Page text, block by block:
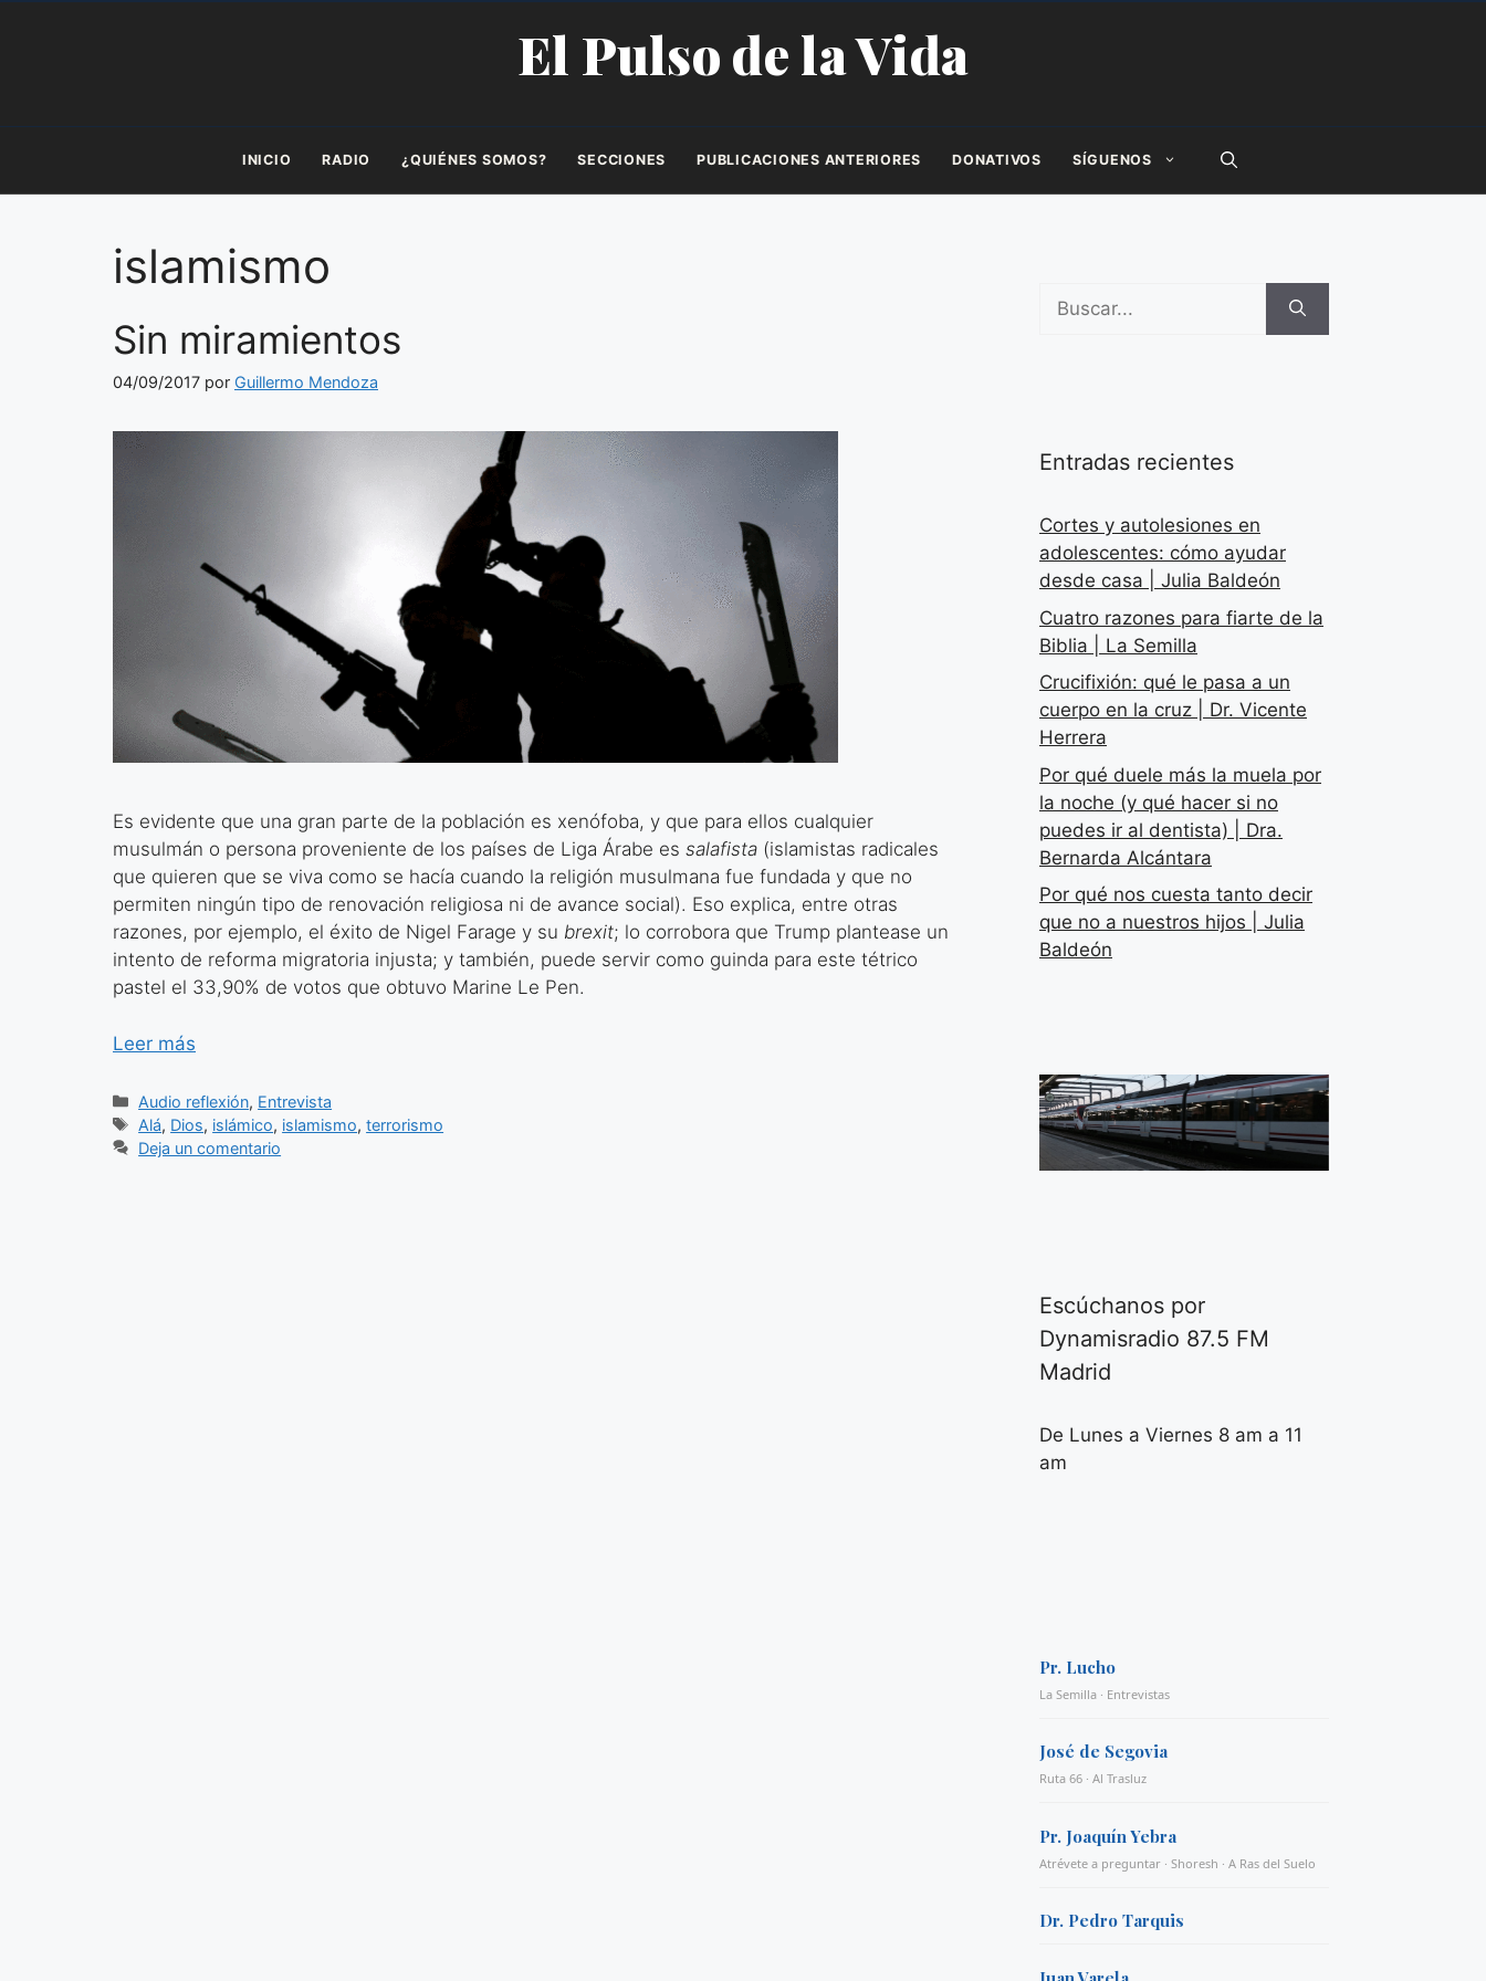
El Pulso de la Vida
INICIO RADIO ¿QUIÉNES SOMOS? SECCIONES PUBLICACIONES ANTERIORES DONATIVOS SÍGUENOS
islamismo
Sin miramientos
04/09/2017 por Guillermo Mendoza
Es evidente que una gran parte de la población es xenófoba, y que para ellos cualquier
musulmán o persona proveniente de los países de Liga Árabe es salafista (islamistas radicales
que quieren que se viva como se hacía cuando la religión musulmana fue fundada y que no
permiten ningún tipo de renovación religiosa ni de avance social). Eso explica, entre otras
razones, por ejemplo, el éxito de Nigel Farage y su brexit; lo corrobora que Trump plantease un
intento de reforma migratoria injusta; y también, puede servir como guinda para este tétrico
pastel el 33,90% de votos que obtuvo Marine Le Pen.
Leer más
Categorías
Audio reflexión, Entrevista
Etiquetas
Alá, Dios, islámico, islamismo,terrorismo
Deja un comentario
Buscar:
Entradas recientes
Cortes y autolesiones en
adolescentes: cómo ayudar
desde casa | Julia Baldeón
Cuatro razones para fiarte de la
Biblia | La Semilla
Crucifixión: qué le pasa a un
cuerpo en la cruz | Dr. Vicente
Herrera
Por qué duele más la muela por
la noche (y qué hacer si no
puedes ir al dentista) | Dra.
Bernarda Alcántara
Por qué nos cuesta tanto decir
que no a nuestros hijos | Julia
Baldeón
Escúchanos por
Dynamisradio 87.5 FM
Madrid
De Lunes a Viernes 8 am a 11
am
Pr. Lucho
La Semilla · Entrevistas
José de Segovia
Ruta 66 · Al Trasluz
Pr. Joaquín Yebra
Atrévete a preguntar · Shoresh · A Ras del Suelo
Dr. Pedro Tarquis